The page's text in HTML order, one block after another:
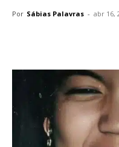
Por Sábias Palavras - abr 16,